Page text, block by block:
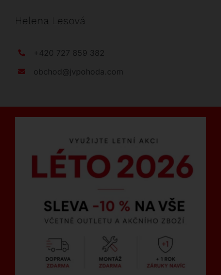
Helena Lesová
+420 727 859 382
obchod@jvpohoda.com